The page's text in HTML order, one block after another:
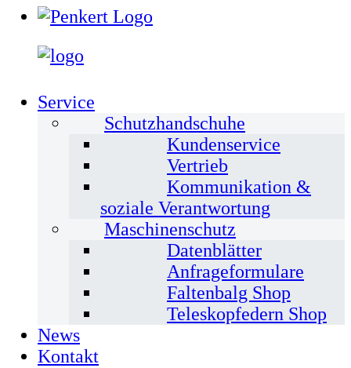
Service
Schutzhandschuhe
Kundenservice
Vertrieb
Kommunikation &
soziale Verantwortung
Maschinenschutz
Datenblätter
Anfrageformulare
Faltenbalg Shop
Teleskopfedern Shop
News
Kontakt